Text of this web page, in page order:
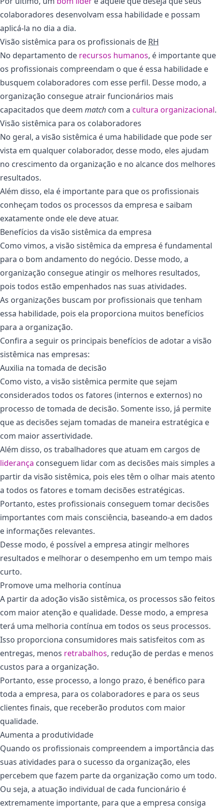
colaboradores desenvolvam essa habilidade e possam
aplicá-la no dia a dia.
Visão sistêmica para os profissionais de RH
No departamento de recursos humanos, é importante que
os profissionais compreendam o que é essa habilidade e
busquem colaboradores com esse perfil. Desse modo, a
organização consegue atrair funcionários mais
capacitados que deem match com a cultura organizacional.
Visão sistêmica para os colaboradores
No geral, a visão sistêmica é uma habilidade que pode ser
vista em qualquer colaborador, desse modo, eles ajudam
no crescimento da organização e no alcance dos melhores
resultados.
Além disso, ela é importante para que os profissionais
conheçam todos os processos da empresa e saibam
exatamente onde ele deve atuar.
Benefícios da visão sistêmica da empresa
Como vimos, a visão sistêmica da empresa é fundamental
para o bom andamento do negócio. Desse modo, a
organização consegue atingir os melhores resultados,
pois todos estão empenhados nas suas atividades.
As organizações buscam por profissionais que tenham
essa habilidade, pois ela proporciona muitos benefícios
para a organização.
Confira a seguir os principais benefícios de adotar a visão
sistêmica nas empresas:
Auxilia na tomada de decisão
Como visto, a visão sistêmica permite que sejam
considerados todos os fatores (internos e externos) no
processo de tomada de decisão. Somente isso, já permite
que as decisões sejam tomadas de maneira estratégica e
com maior assertividade.
Além disso, os trabalhadores que atuam em cargos de
liderança conseguem lidar com as decisões mais simples a
partir da visão sistêmica, pois eles têm o olhar mais atento
a todos os fatores e tomam decisões estratégicas.
Portanto, estes profissionais conseguem tomar decisões
importantes com mais consciência, baseando-a em dados
e informações relevantes.
Desse modo, é possível a empresa atingir melhores
resultados e melhorar o desempenho em um tempo mais
curto.
Promove uma melhoria contínua
A partir da adoção visão sistêmica, os processos são feitos
com maior atenção e qualidade. Desse modo, a empresa
terá uma melhoria contínua em todos os seus processos.
Isso proporciona consumidores mais satisfeitos com as
entregas, menos retrabalhos, redução de perdas e menos
custos para a organização.
Portanto, esse processo, a longo prazo, é benéfico para
toda a empresa, para os colaboradores e para os seus
clientes finais, que receberão produtos com maior
qualidade.
Aumenta a produtividade
Quando os profissionais compreendem a importância das
suas atividades para o sucesso da organização, eles
percebem que fazem parte da organização como um todo.
Ou seja, a atuação individual de cada funcionário é
extremamente importante, para que a empresa consiga